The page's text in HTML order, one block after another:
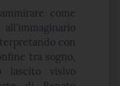
come
con
tra sogno,
lascito visivo